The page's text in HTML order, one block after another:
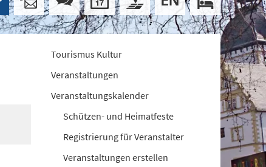
Tourismus Kultur
Veranstaltungen
Veranstaltungskalender
Schützen- und Heimatfeste
Registrierung für Veranstalter
Veranstaltungen erstellen